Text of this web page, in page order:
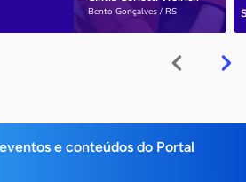
Bento Gonçalves / RS
e conteúdos do Portal